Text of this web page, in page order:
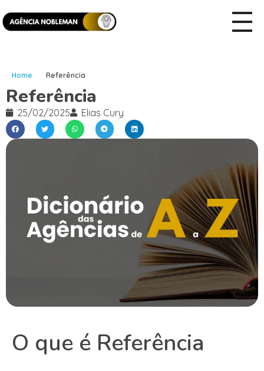
Home Referência
Referência
25/02/2025 Elias Cury
O que é Referência